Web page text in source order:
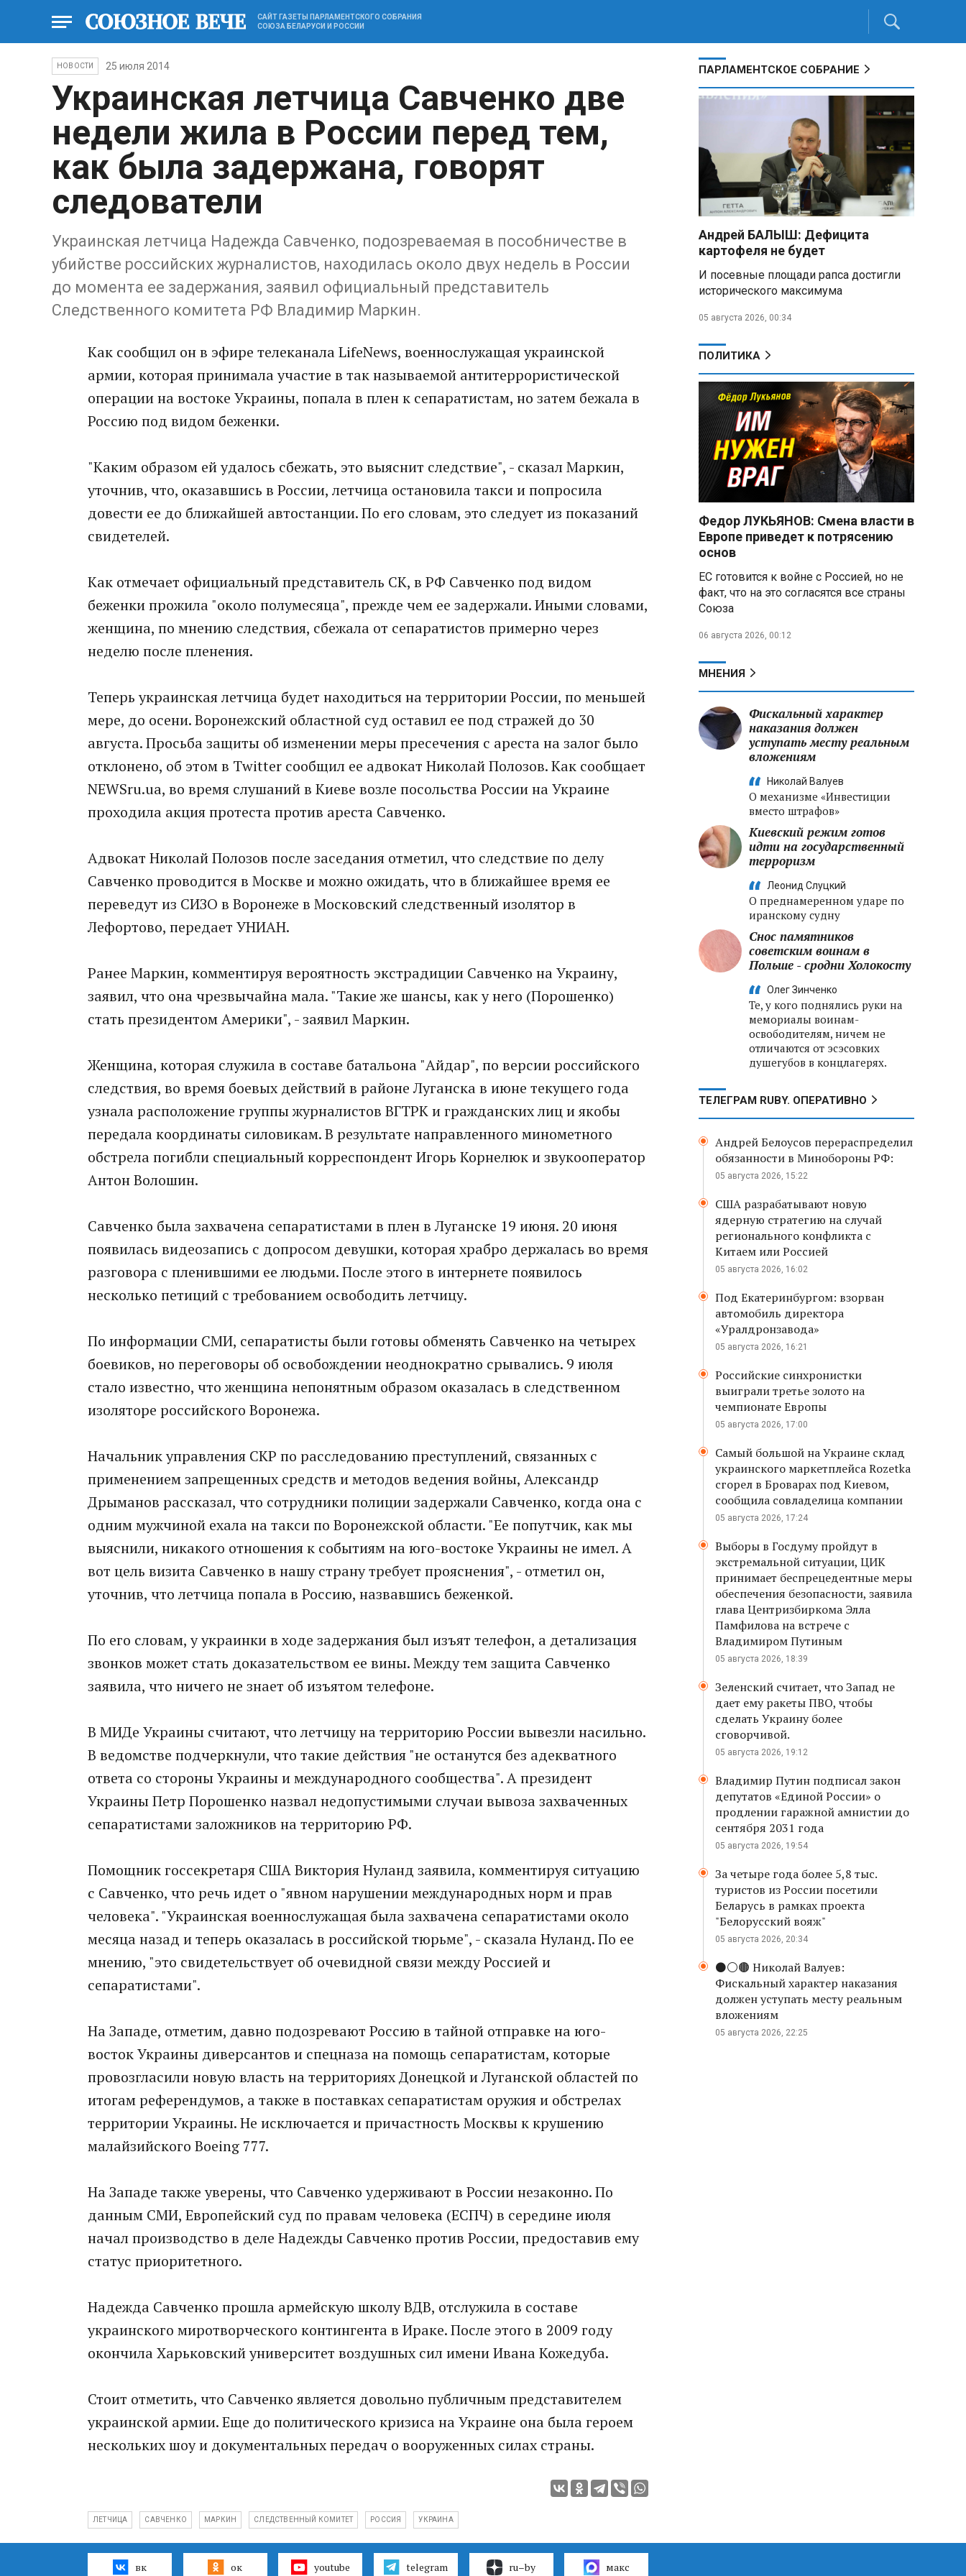
САЙТ ГАЗЕТЫ ПАРЛАМЕНТСКОГО СОБРАНИЯ
СОЮЗА БЕЛАРУСИ И РОССИИ
НОВОСТИ 25 июля 2014
Украинская летчица Савченко две
недели жила в России перед тем,
как была задержана, говорят
следователи
Украинская летчица Надежда Савченко, подозреваемая в пособничестве в
убийстве российских журналистов, находилась около двух недель в России
до момента ее задержания, заявил официальный представитель
Следственного комитета РФ Владимир Маркин.
Как сообщил он в эфире телеканала LifeNews, военнослужащая украинской
армии, которая принимала участие в так называемой антитеррористической
операции на востоке Украины, попала в плен к сепаратистам, но затем бежала в
Россию под видом беженки.
"Каким образом ей удалось сбежать, это выяснит следствие", - сказал Маркин,
уточнив, что, оказавшись в России, летчица остановила такси и попросила
довести ее до ближайшей автостанции. По его словам, это следует из показаний
свидетелей.
Как отмечает официальный представитель СК, в РФ Савченко под видом
беженки прожила "около полумесяца", прежде чем ее задержали. Иными словами,
женщина, по мнению следствия, сбежала от сепаратистов примерно через
неделю после пленения.
Теперь украинская летчица будет находиться на территории России, по меньшей
мере, до осени. Воронежский областной суд оставил ее под стражей до 30
августа. Просьба защиты об изменении меры пресечения с ареста на залог было
отклонено, об этом в Twitter сообщил ее адвокат Николай Полозов. Как сообщает
NEWSru.ua, во время слушаний в Киеве возле посольства России на Украине
проходила акция протеста против ареста Савченко.
Адвокат Николай Полозов после заседания отметил, что следствие по делу
Савченко проводится в Москве и можно ожидать, что в ближайшее время ее
переведут из СИЗО в Воронеже в Московский следственный изолятор в
Лефортово, передает УНИАН.
Ранее Маркин, комментируя вероятность экстрадиции Савченко на Украину,
заявил, что она чрезвычайна мала. "Такие же шансы, как у него (Порошенко)
стать президентом Америки", - заявил Маркин.
Женщина, которая служила в составе батальона "Айдар", по версии российского
следствия, во время боевых действий в районе Луганска в июне текущего года
узнала расположение группы журналистов ВГТРК и гражданских лиц и якобы
передала координаты силовикам. В результате направленного минометного
обстрела погибли специальный корреспондент Игорь Корнелюк и звукооператор
Антон Волошин.
Савченко была захвачена сепаратистами в плен в Луганске 19 июня. 20 июня
появилась видеозапись с допросом девушки, которая храбро держалась во время
разговора с пленившими ее людьми. После этого в интернете появилось
несколько петиций с требованием освободить летчицу.
По информации СМИ, сепаратисты были готовы обменять Савченко на четырех
боевиков, но переговоры об освобождении неоднократно срывались. 9 июля
стало известно, что женщина непонятным образом оказалась в следственном
изоляторе российского Воронежа.
Начальник управления СКР по расследованию преступлений, связанных с
применением запрещенных средств и методов ведения войны, Александр
Дрыманов рассказал, что сотрудники полиции задержали Савченко, когда она с
одним мужчиной ехала на такси по Воронежской области. "Ее попутчик, как мы
выяснили, никакого отношения к событиям на юго-востоке Украины не имел. А
вот цель визита Савченко в нашу страну требует прояснения", - отметил он,
уточнив, что летчица попала в Россию, назвавшись беженкой.
По его словам, у украинки в ходе задержания был изъят телефон, а детализация
звонков может стать доказательством ее вины. Между тем защита Савченко
заявила, что ничего не знает об изъятом телефоне.
В МИДе Украины считают, что летчицу на территорию России вывезли насильно.
В ведомстве подчеркнули, что такие действия "не останутся без адекватного
ответа со стороны Украины и международного сообщества". А президент
Украины Петр Порошенко назвал недопустимыми случаи вывоза захваченных
сепаратистами заложников на территорию РФ.
Помощник госсекретаря США Виктория Нуланд заявила, комментируя ситуацию
с Савченко, что речь идет о "явном нарушении международных норм и прав
человека". "Украинская военнослужащая была захвачена сепаратистами около
месяца назад и теперь оказалась в российской тюрьме", - сказала Нуланд. По ее
мнению, "это свидетельствует об очевидной связи между Россией и
сепаратистами".
На Западе, отметим, давно подозревают Россию в тайной отправке на юго-
восток Украины диверсантов и спецназа на помощь сепаратистам, которые
провозгласили новую власть на территориях Донецкой и Луганской областей по
итогам референдумов, а также в поставках сепаратистам оружия и обстрелах
территории Украины. Не исключается и причастность Москвы к крушению
малайзийского Boeing 777.
На Западе также уверены, что Савченко удерживают в России незаконно. По
данным СМИ, Европейский суд по правам человека (ЕСПЧ) в середине июля
начал производство в деле Надежды Савченко против России, предоставив ему
статус приоритетного.
Надежда Савченко прошла армейскую школу ВДВ, отслужила в составе
украинского миротворческого контингента в Ираке. После этого в 2009 году
окончила Харьковский университет воздушных сил имени Ивана Кожедуба.
Стоит отметить, что Савченко является довольно публичным представителем
украинской армии. Еще до политического кризиса на Украине она была героем
нескольких шоу и документальных передач о вооруженных силах страны.
ЛЕТЧИЦА САВЧЕНКО МАРКИН СЛЕДСТВЕННЫЙ КОМИТЕТ РОССИЯ УКРАИНА
ПАРЛАМЕНТСКОЕ СОБРАНИЕ
Андрей БАЛЫШ: Дефицита
картофеля не будет
И посевные площади рапса достигли
исторического максимума
05 августа 2026, 00:34
ПОЛИТИКА
Федор ЛУКЬЯНОВ: Смена власти в
Европе приведет к потрясению
основ
ЕС готовится к войне с Россией, но не
факт, что на это согласятся все страны
Союза
06 августа 2026, 00:12
МНЕНИЯ
Фискальный характер
наказания должен
уступать месту реальным
вложениям
Николай Валуев
О механизме «Инвестиции
вместо штрафов»
Киевский режим готов
идти на государственный
терроризм
Леонид Слуцкий
О преднамеренном ударе по
иранскому судну
Снос памятников
советским воинам в
Польше - сродни Холокосту
Олег Зинченко
Те, у кого поднялись руки на
мемориалы воинам-
освободителям, ничем не
отличаются от эсэсовких
душегубов в концлагерях.
ТЕЛЕГРАМ RUBY. ОПЕРАТИВНО
Андрей Белоусов перераспределил
обязанности в Минобороны РФ:
05 августа 2026, 15:22
США разрабатывают новую
ядерную стратегию на случай
регионального конфликта с
Китаем или Россией
05 августа 2026, 16:02
Под Екатеринбургом: взорван
автомобиль директора
«Уралдронзавода»
05 августа 2026, 16:21
Российские синхронистки
выиграли третье золото на
чемпионате Европы
05 августа 2026, 17:00
Самый большой на Украине склад
украинского маркетплейса Rozetka
сгорел в Броварах под Киевом,
сообщила совладелица компании
05 августа 2026, 17:24
Выборы в Госдуму пройдут в
экстремальной ситуации, ЦИК
принимает беспрецедентные меры
обеспечения безопасности, заявила
глава Центризбиркома Элла
Памфилова на встрече с
Владимиром Путиным
05 августа 2026, 18:39
Зеленский считает, что Запад не
дает ему ракеты ПВО, чтобы
сделать Украину более
сговорчивой.
05 августа 2026, 19:12
Владимир Путин подписал закон
депутатов «Единой России» о
продлении гаражной амнистии до
сентября 2031 года
05 августа 2026, 19:54
За четыре года более 5,8 тыс.
туристов из России посетили
Беларусь в рамках проекта
"Белорусский вояж"
05 августа 2026, 20:34
⚫️⚪️🟤 Николай Валуев:
Фискальный характер наказания
должен уступать месту реальным
вложениям
05 августа 2026, 22:25
вк ок youtube telegram ru–by макс